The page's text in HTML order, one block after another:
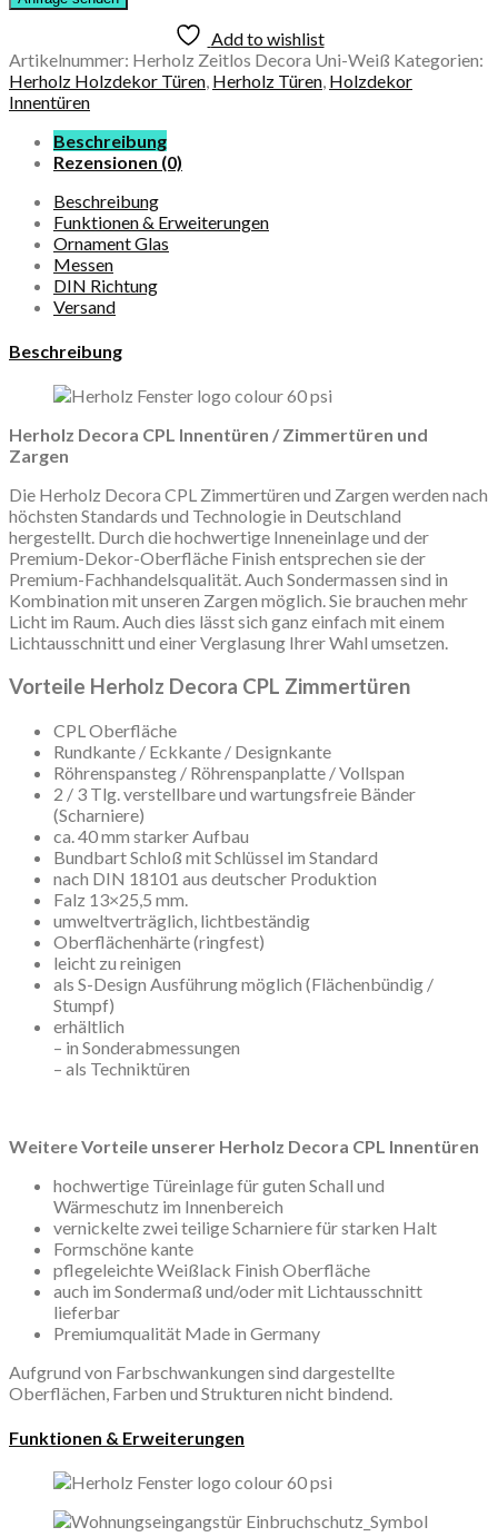
Add to wishlist
Artikelnummer: Herholz Zeitlos Decora Uni-Weiß Kategorien:
Herholz Holzdekor Türen, Herholz Türen, Holzdekor
Innentüren
Beschreibung
Rezensionen (0)
Beschreibung
Funktionen & Erweiterungen
Ornament Glas
Messen
DIN Richtung
Versand
Beschreibung
Herholz Decora CPL Innentüren / Zimmertüren und
Zargen
Die Herholz Decora CPL Zimmertüren und Zargen werden nach
höchsten Standards und Technologie in Deutschland
hergestellt. Durch die hochwertige Inneneinlage und der
Premium-Dekor-Oberfläche Finish entsprechen sie der
Premium-Fachhandelsqualität. Auch Sondermassen sind in
Kombination mit unseren Zargen möglich. Sie brauchen mehr
Licht im Raum. Auch dies lässt sich ganz einfach mit einem
Lichtausschnitt und einer Verglasung Ihrer Wahl umsetzen.
Vorteile Herholz Decora CPL Zimmertüren
CPL Oberfläche
Rundkante / Eckkante / Designkante
Röhrenspansteg / Röhrenspanplatte / Vollspan
2 / 3 Tlg. verstellbare und wartungsfreie Bänder
(Scharniere)
ca. 40 mm starker Aufbau
Bundbart Schloß mit Schlüssel im Standard
nach DIN 18101 aus deutscher Produktion
Falz 13×25,5 mm.
umweltverträglich, lichtbeständig
Oberflächenhärte (ringfest)
leicht zu reinigen
als S-Design Ausführung möglich (Flächenbündig /
Stumpf)
erhältlich
– in Sonderabmessungen
– als Techniktüren
Weitere Vorteile unserer Herholz Decora CPL Innentüren
hochwertige Türeinlage für guten Schall und
Wärmeschutz im Innenbereich
vernickelte zwei teilige Scharniere für starken Halt
Formschöne kante
pflegeleichte Weißlack Finish Oberfläche
auch im Sondermaß und/oder mit Lichtausschnitt
lieferbar
Premiumqualität Made in Germany
Aufgrund von Farbschwankungen sind dargestellte
Oberflächen, Farben und Strukturen nicht bindend.
Funktionen & Erweiterungen